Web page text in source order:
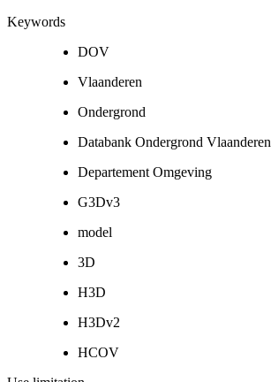
Keywords
DOV
Vlaanderen
Ondergrond
Databank Ondergrond Vlaanderen
Departement Omgeving
G3Dv3
model
3D
H3D
H3Dv2
HCOV